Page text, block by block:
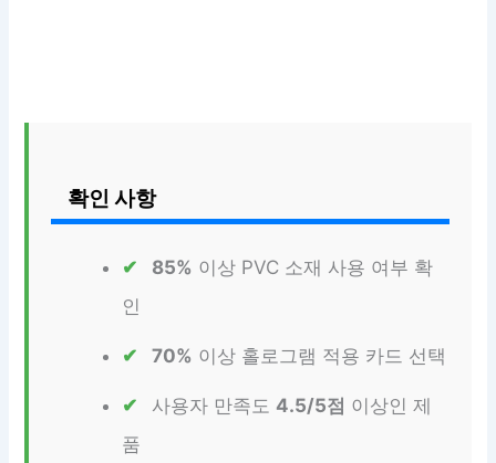
확인 사항
85% 이상 PVC 소재 사용 여부 확
인
70% 이상 홀로그램 적용 카드 선택
사용자 만족도 4.5/5점 이상인 제
품